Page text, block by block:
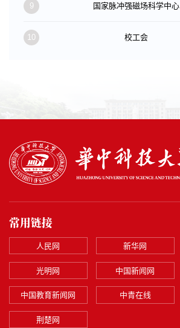
9 国家脉冲强磁场科学中心
10 校工会
常用链接
人民网 新华网
光明网 中国新闻网
中国教育新闻网 中青在线
荆楚网